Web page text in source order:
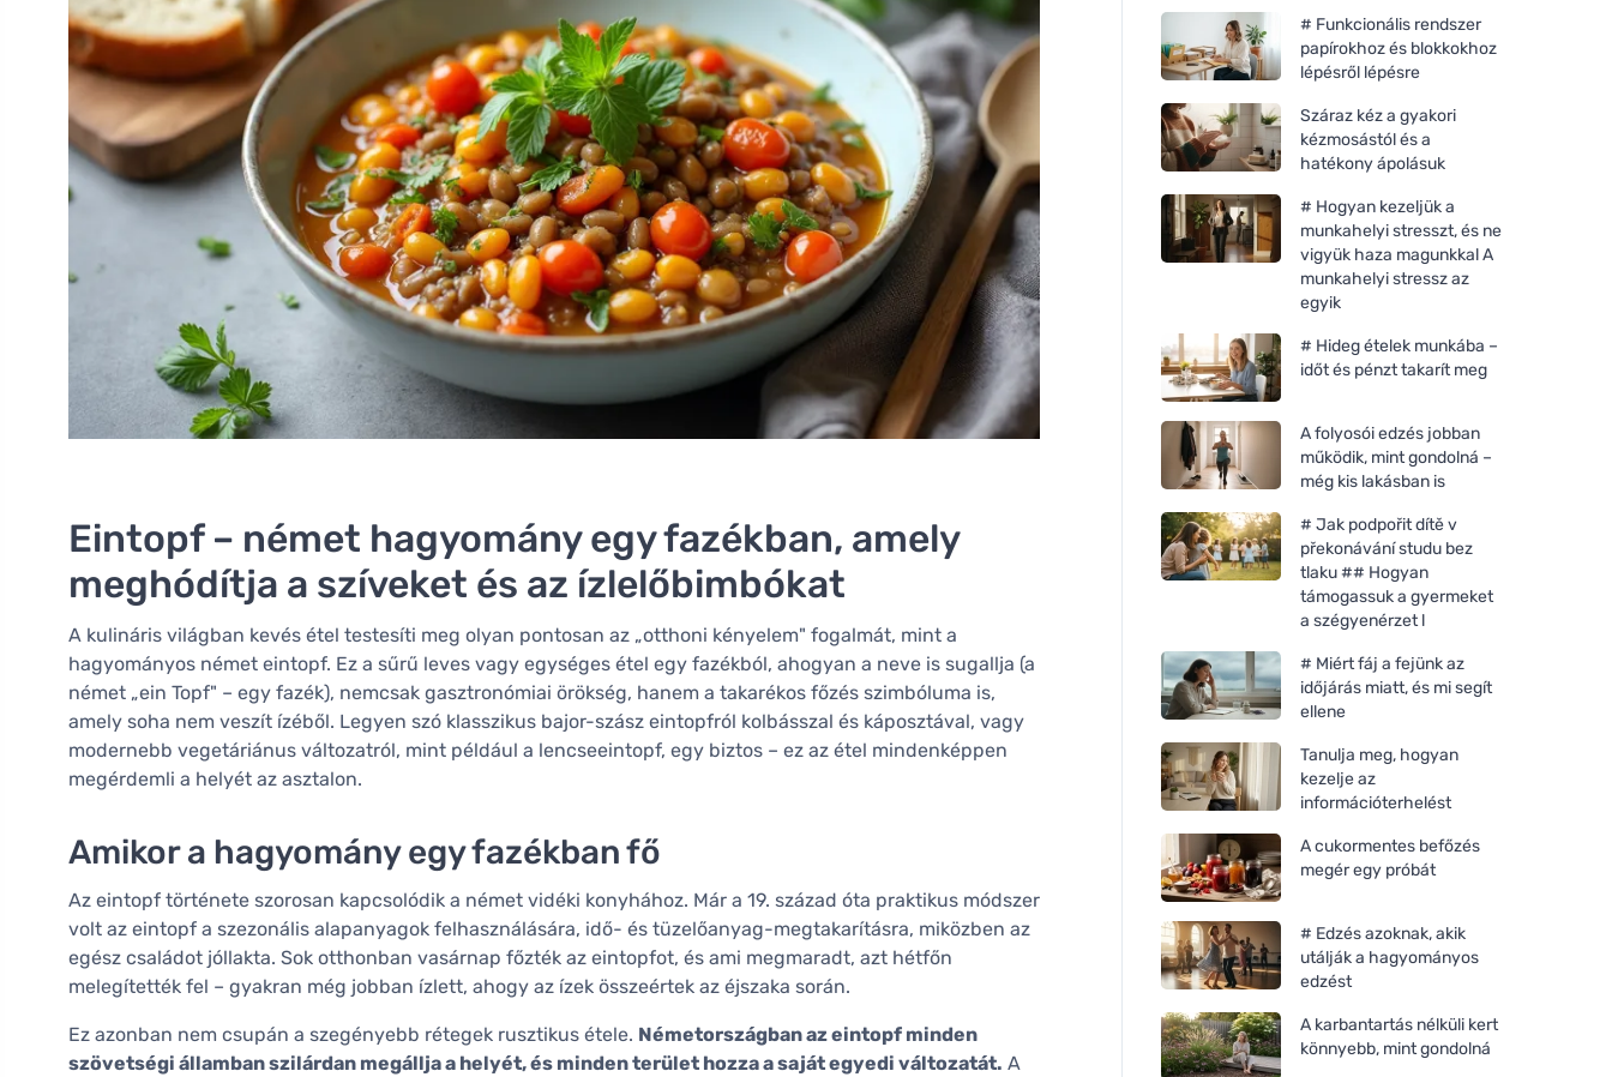
Eintopf – német hagyomány egy fazékban, amely
meghódítja a szíveket és az ízlelőbimbókat
A kulináris világban kevés étel testesíti meg olyan pontosan az „otthoni kényelem" fogalmát, mint a
hagyományos német eintopf. Ez a sűrű leves vagy egységes étel egy fazékból, ahogyan a neve is sugallja (a
német „ein Topf" – egy fazék), nemcsak gasztronómiai örökség, hanem a takarékos főzés szimbóluma is,
amely soha nem veszít ízéből. Legyen szó klasszikus bajor-szász eintopfról kolbásszal és káposztával, vagy
modernebb vegetáriánus változatról, mint például a lencseeintopf, egy biztos – ez az étel mindenképpen
megérdemli a helyét az asztalon.
Amikor a hagyomány egy fazékban fő
Az eintopf története szorosan kapcsolódik a német vidéki konyhához. Már a 19. század óta praktikus módszer
volt az eintopf a szezonális alapanyagok felhasználására, idő- és tüzelőanyag-megtakarításra, miközben az
egész családot jóllakta. Sok otthonban vasárnap főzték az eintopfot, és ami megmaradt, azt hétfőn
melegítették fel – gyakran még jobban ízlett, ahogy az ízek összeértek az éjszaka során.
Ez azonban nem csupán a szegényebb rétegek rusztikus étele. Németországban az eintopf minden
szövetségi államban szilárdan megállja a helyét, és minden terület hozza a saját egyedi változatát. A
# Funkcionális rendszer
papírokhoz és blokkokhoz
lépésről lépésre
Száraz kéz a gyakori
kézmosástól és a
hatékony ápolásuk
# Hogyan kezeljük a
munkahelyi stresszt, és ne
vigyük haza magunkkal A
munkahelyi stressz az
egyik
# Hideg ételek munkába –
időt és pénzt takarít meg
A folyosói edzés jobban
működik, mint gondolná –
még kis lakásban is
# Jak podpořit dítě v
překonávání studu bez
tlaku ## Hogyan
támogassuk a gyermeket
a szégyenérzet l
# Miért fáj a fejünk az
időjárás miatt, és mi segít
ellene
Tanulja meg, hogyan
kezelje az
információterhelést
A cukormentes befőzés
megér egy próbát
# Edzés azoknak, akik
utálják a hagyományos
edzést
A karbantartás nélküli kert
könnyebb, mint gondolná